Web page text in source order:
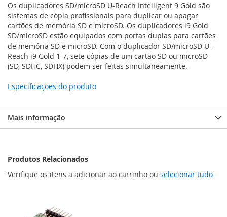
Os duplicadores SD/microSD U-Reach Intelligent 9 Gold são
sistemas de cópia profissionais para duplicar ou apagar
cartões de memória SD e microSD. Os duplicadores i9 Gold
SD/microSD estão equipados com portas duplas para cartões
de memória SD e microSD. Com o duplicador SD/microSD U-
Reach i9 Gold 1-7, sete cópias de um cartão SD ou microSD
(SD, SDHC, SDHX) podem ser feitas simultaneamente.
Especificações do produto
Mais informação
Produtos Relacionados
Verifique os itens a adicionar ao carrinho ou selecionar tudo